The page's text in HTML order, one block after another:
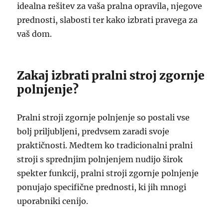
idealna rešitev za vaša pralna opravila, njegove
prednosti, slabosti ter kako izbrati pravega za
vaš dom.
Zakaj izbrati pralni stroj zgornje
polnjenje?
Pralni stroji zgornje polnjenje so postali vse
bolj priljubljeni, predvsem zaradi svoje
praktičnosti. Medtem ko tradicionalni pralni
stroji s sprednjim polnjenjem nudijo širok
spekter funkcij, pralni stroji zgornje polnjenje
ponujajo specifične prednosti, ki jih mnogi
uporabniki cenijo.